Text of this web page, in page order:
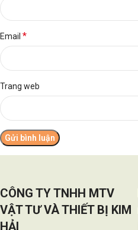
Email *
Trang web
CÔNG TY TNHH MTV
VẬT TƯ VÀ THIẾT BỊ KIM
HẢI